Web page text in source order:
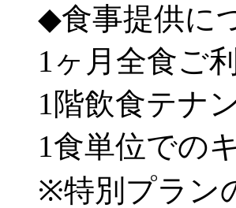
◆食事提供に
1ヶ月全食ご
1階飲食テナ
1食単位での
※特別プラン